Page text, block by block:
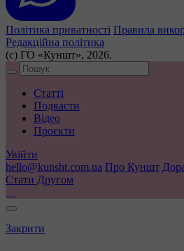
Політика приватності Правила
Редакційна політика
(с) ГО «Куншт», 2026.
Статті
Подкасти
Відео
Проєкти
Увійти
hello@kunsht.com.ua Про Куншт
Стати Другом
Закрити